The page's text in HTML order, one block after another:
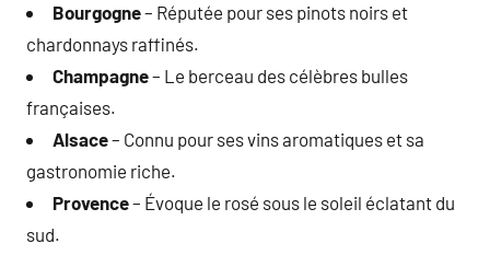
Bourgogne– Réputée pour ses pinots noirs et
chardonnays raffinés.
Champagne– Le berceau des célèbres bulles
françaises.
Alsace– Connu pour ses vins aromatiques et sa
gastronomie riche.
Provence– Évoque le rosé sous le soleil éclatant du
sud.